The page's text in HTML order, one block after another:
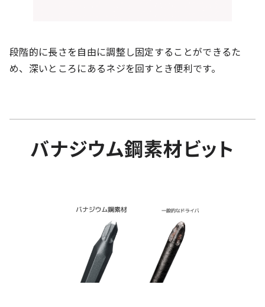
段階的に長さを自由に調整し固定することができるた
め、深いところにあるネジを回すとき便利です。
バナジウム鋼素材ビット